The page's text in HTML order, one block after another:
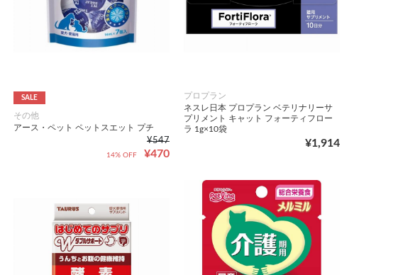
SALE
その他
アース・ペット ペットスエット プチ
¥547
¥470
14% OFF
プロプラン
ネスレ日本 プロプラン ベテリナリーサ
プリメント キャット フォーティフロー
ラ 1g×10袋
¥1,914